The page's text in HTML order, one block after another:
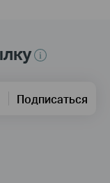
Подписаться